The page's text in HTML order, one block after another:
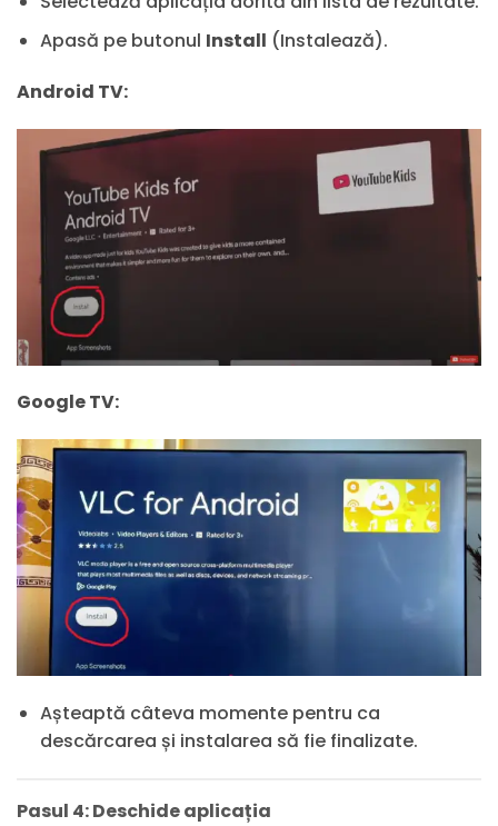
Apasă pe butonul Install (Instalează).
Android TV:
Google TV:
Așteaptă câteva momente pentru ca
descărcarea și instalarea să fie finalizate.
Pasul 4: Deschide aplicația